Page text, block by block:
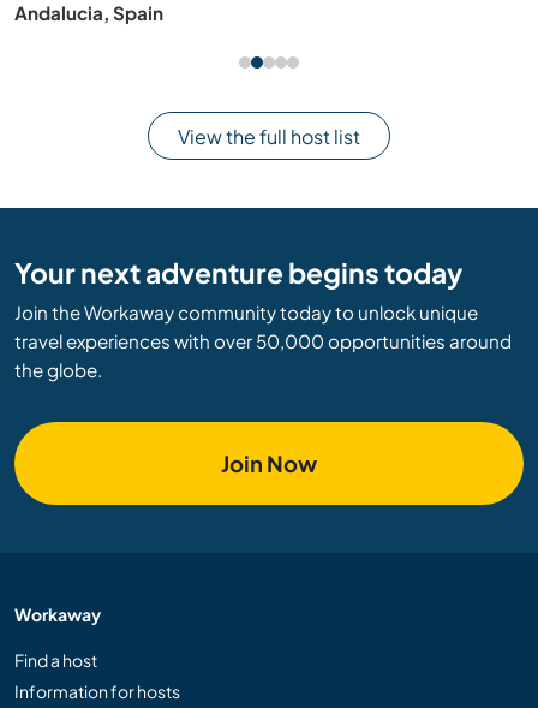
Andalucia, Spain
View the full host list
Your next adventure begins today
Join the Workaway community today to unlock unique
travel experiences with over 50,000 opportunities around
the globe.
Join Now
Workaway
Find a host
Information for hosts